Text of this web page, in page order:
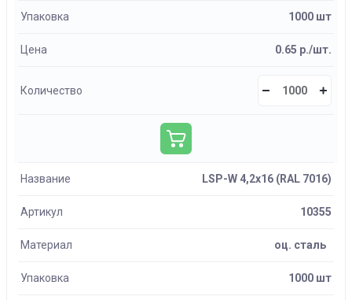
Упаковка 1000 шт
Цена 0.65 р./шт.
Количество
Название LSP-W 4,2х16 (RAL 7016)
Артикул 10355
Материал оц. сталь
Упаковка 1000 шт